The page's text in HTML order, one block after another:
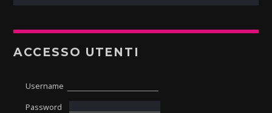
ACCESSO UTENTI
Username
Password